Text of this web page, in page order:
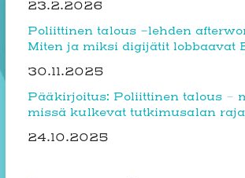
23.2.2026
Poliittinen talous -lehden
Miten ja miksi digijätit lobbaavat
30.11.2025
Pääkirjoitus: Poliittinen talous –
missä kulkevat tutkimusalan
24.10.2025